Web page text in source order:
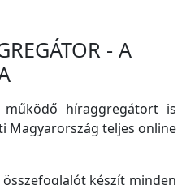
- A
híraggregátort is
Magyarország teljes online
készít minden